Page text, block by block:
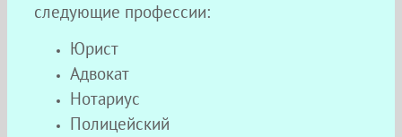
следующие профессии:
Юрист
Адвокат
Нотариус
Полицейский